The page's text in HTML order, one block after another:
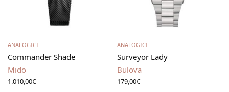
Aggiungi al carrello
ANALOGICI
Commander Shade
Mido
1.010,00€
ANALOGICI
Surveyor Lady
Bulova
179,00€